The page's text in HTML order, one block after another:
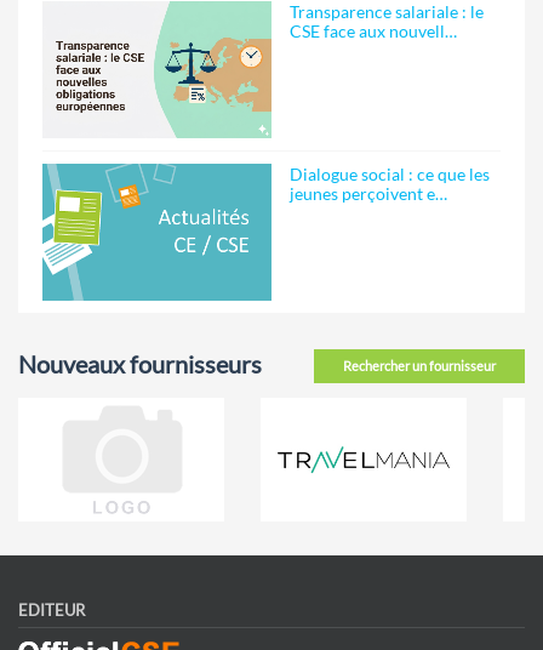
Transparence salariale : le
CSE face aux nouvell…
Dialogue social : ce que les
jeunes perçoivent e…
Rechercher un fournisseur
Nouveaux fournisseurs
EDITEUR